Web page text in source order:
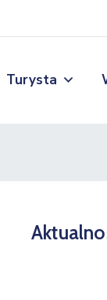
Turysta